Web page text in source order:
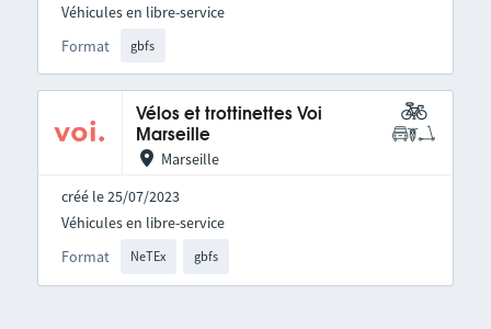
Format gbfs
Véhicules en libre-service
Vélos et trottinettes Voi
Marseille
Marseille
créé le 25/07/2023
Format NeTEx gbfs
Véhicules en libre-service